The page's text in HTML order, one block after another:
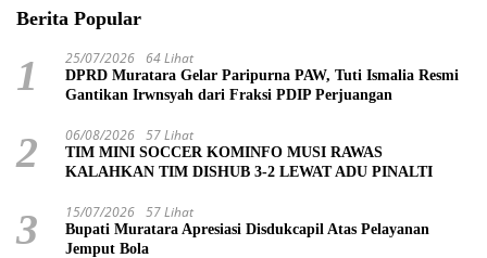
Berita Popular
1 25/07/2026 64 Lihat
DPRD Muratara Gelar Paripurna PAW, Tuti Ismalia Resmi
Gantikan Irwnsyah dari Fraksi PDIP Perjuangan
2 06/08/2026 57 Lihat
TIM MINI SOCCER KOMINFO MUSI RAWAS
KALAHKAN TIM DISHUB 3-2 LEWAT ADU PINALTI
3 15/07/2026 57 Lihat
Bupati Muratara Apresiasi Disdukcapil Atas Pelayanan
Jemput Bola